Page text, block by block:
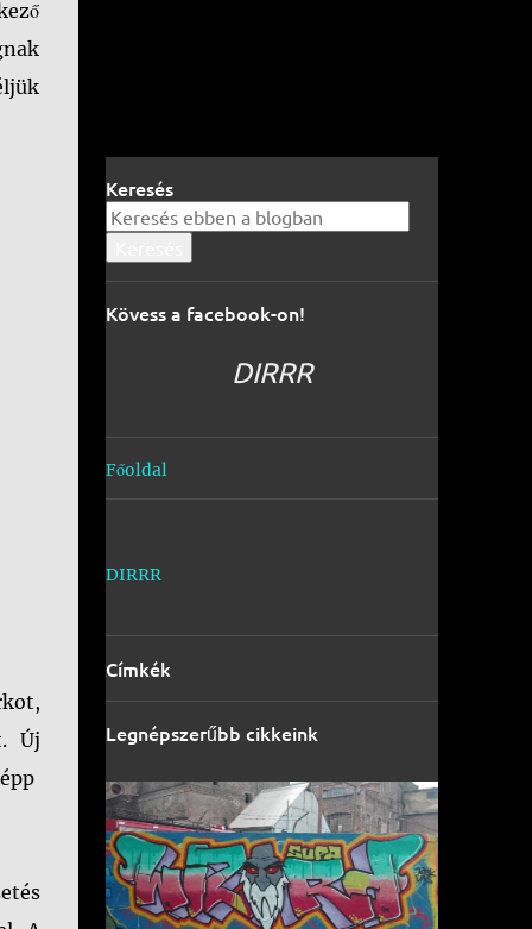
Új
Keresés
Kövess a facebook-on!
DIRRR
Főoldal
DIRRR
Címkék
Legnépszerűbb cikkeink